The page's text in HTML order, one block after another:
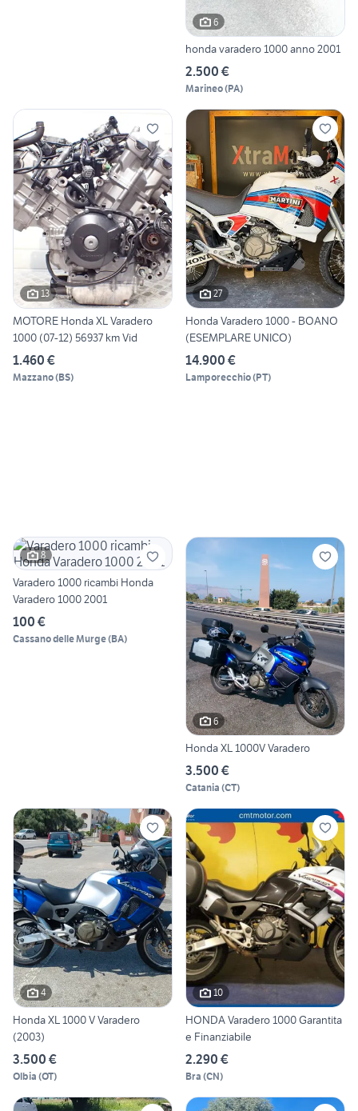
6
honda varadero 1000 anno 2001
2.500 €
Marineo(PA)
13
MOTORE Honda XL Varadero
1000 (07-12) 56937 km Vid
1.460 €
Mazzano(BS)
27
Honda Varadero 1000 - BOANO
(ESEMPLARE UNICO)
14.900 €
Lamporecchio(PT)
8
Varadero 1000 ricambi Honda
Varadero 1000 2001
100 €
Cassano delle Murge(BA)
6
Honda XL 1000V Varadero
3.500 €
Catania (CT)
4
Honda XL 1000 V Varadero
(2003)
3.500 €
Olbia (OT)
10
HONDA Varadero 1000 Garantita
e Finanziabile
2.290 €
Bra (CN)